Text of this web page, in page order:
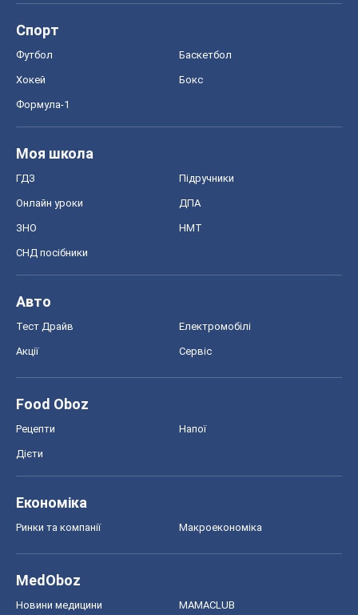
Спорт
Футбол Баскетбол
Хокей Бокс
Формула-1
Моя школа
ГДЗ Підручники
Онлайн уроки ДПА
ЗНО НМТ
СНД посібники
Авто
Тест Драйв Електромобілі
Акції Сервіс
Food Oboz
Рецепти Напої
Дієти
Економіка
Ринки та компанії Макроекономіка
MedOboz
Новини медицини MAMACLUB